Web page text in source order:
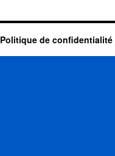
Politique de confidentialité